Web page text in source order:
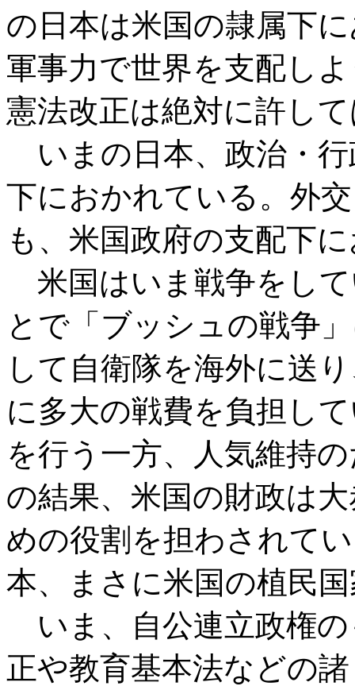
の日本は米国の隷属下
軍事力で世界を支配し
憲法改正は絶対に許し
いまの日本、政治・
下におかれている。外
も、米国政府の支配下
米国はいま戦争をし
とで「ブッシュの戦争
して自衛隊を海外に送
に多大の戦費を負担し
を行う一方、人気維持
の結果、米国の財政は
めの役割を担わされて
本、まさに米国の植民
いま、自公連立政権
正や教育基本法などの